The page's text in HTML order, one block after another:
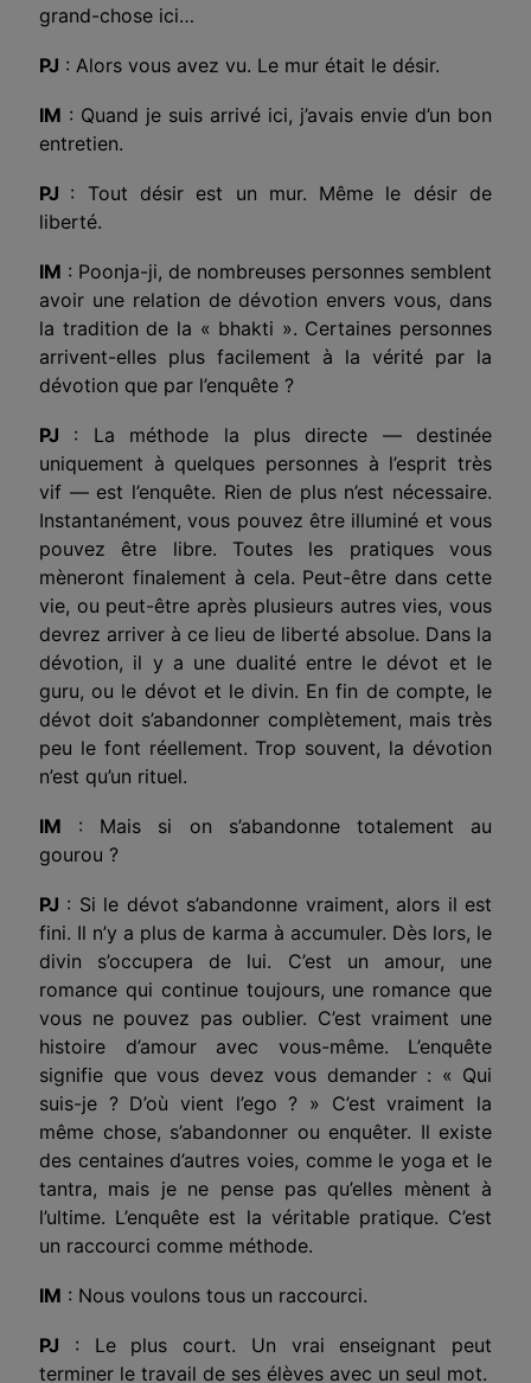
grand-chose ici…
PJ : Alors vous avez vu. Le mur était le désir.
IM : Quand je suis arrivé ici, j’avais envie d’un bon
entretien.
PJ : Tout désir est un mur. Même le désir de
liberté.
IM : Poonja-ji, de nombreuses personnes semblent
avoir une relation de dévotion envers vous, dans
la tradition de la « bhakti ». Certaines personnes
arrivent-elles plus facilement à la vérité par la
dévotion que par l’enquête ?
PJ : La méthode la plus directe — destinée
uniquement à quelques personnes à l’esprit très
vif — est l’enquête. Rien de plus n’est nécessaire.
Instantanément, vous pouvez être illuminé et vous
pouvez être libre. Toutes les pratiques vous
mèneront finalement à cela. Peut-être dans cette
vie, ou peut-être après plusieurs autres vies, vous
devrez arriver à ce lieu de liberté absolue. Dans la
dévotion, il y a une dualité entre le dévot et le
guru, ou le dévot et le divin. En fin de compte, le
dévot doit s’abandonner complètement, mais très
peu le font réellement. Trop souvent, la dévotion
n’est qu’un rituel.
IM : Mais si on s’abandonne totalement au
gourou ?
PJ : Si le dévot s’abandonne vraiment, alors il est
fini. Il n’y a plus de karma à accumuler. Dès lors, le
divin s’occupera de lui. C’est un amour, une
romance qui continue toujours, une romance que
vous ne pouvez pas oublier. C’est vraiment une
histoire d’amour avec vous-même. L’enquête
signifie que vous devez vous demander : « Qui
suis-je ? D’où vient l’ego ? » C’est vraiment la
même chose, s’abandonner ou enquêter. Il existe
des centaines d’autres voies, comme le yoga et le
tantra, mais je ne pense pas qu’elles mènent à
l’ultime. L’enquête est la véritable pratique. C’est
un raccourci comme méthode.
IM : Nous voulons tous un raccourci.
PJ : Le plus court. Un vrai enseignant peut
terminer le travail de ses élèves avec un seul mot.